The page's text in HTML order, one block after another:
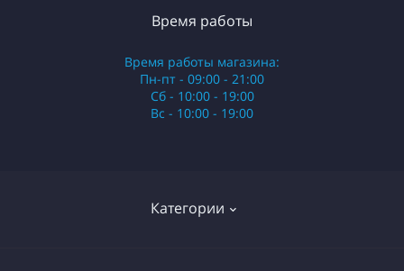
Категории
Время работы
Время работы магазина:
Пн-пт - 09:00 - 21:00
Сб - 10:00 - 19:00
Вс - 10:00 - 19:00